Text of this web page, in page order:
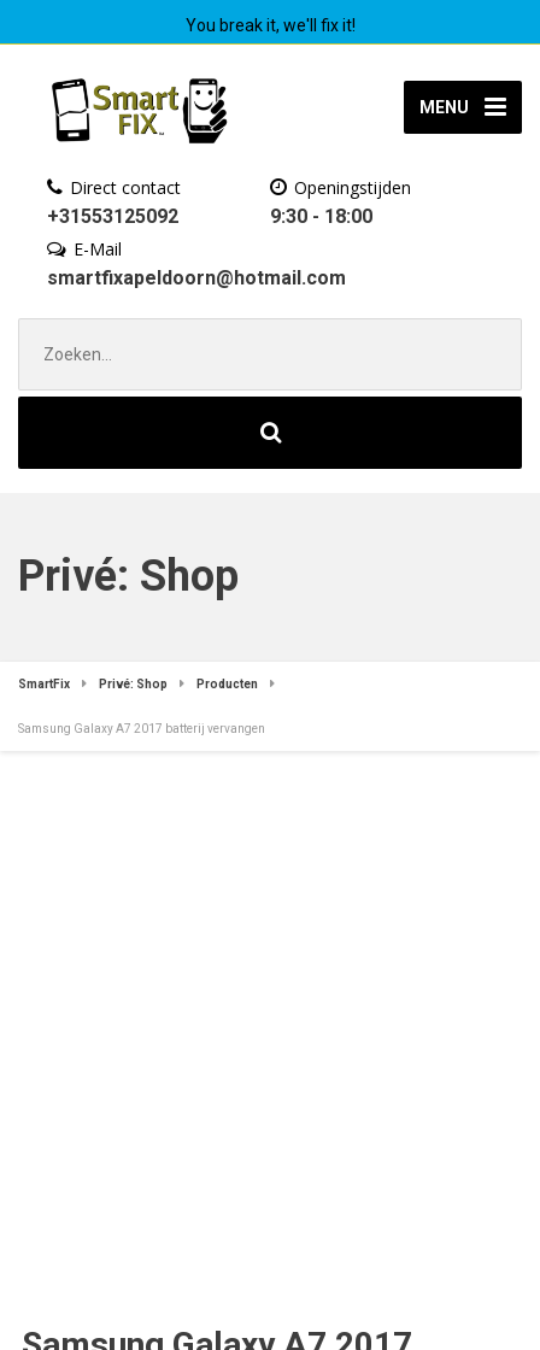
You break it, we'll fix it!
MENU
Direct contact
+31553125092
Openingstijden
9:30 - 18:00
E-Mail
smartfixapeldoorn@hotmail.com
naar:
Privé: Shop
SmartFix Privé: Shop Producten
Samsung Galaxy A7 2017 batterij vervangen